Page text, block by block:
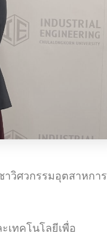
วิศวกรรมอุตสาหการ
เทคโนโลยีเพื่อ